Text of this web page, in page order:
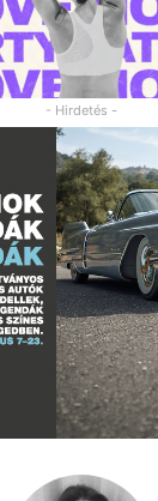
- Hirdetés -